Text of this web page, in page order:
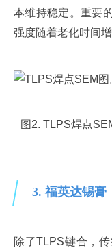
本维持稳定。重要
强度随着老化时间
图2. TLPS焊点
3. 福英达锡膏
除了TLPS键合，